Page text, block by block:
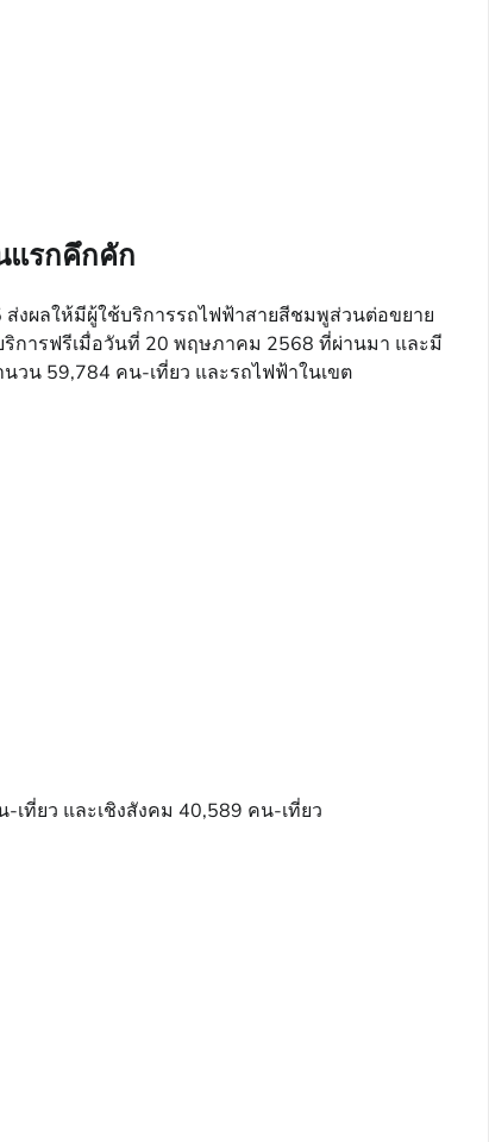
แรกคึกคัก
ส่งผลให้มีผู้ใช้บริการรถไฟฟ้าสายสีชมพูส่วนต่อขยาย
การฟรีเมื่อวันที่ 20 พฤษภาคม 2568 ที่ผ่านมา และมี
วน 59,784 คน-เที่ยว และรถไฟฟ้าในเขต
ที่ยว และเชิงสังคม 40,589 คน-เที่ยว